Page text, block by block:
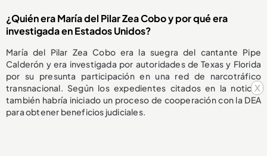
x
¿Quién era María del Pilar Zea Cobo y por qué era
investigada en Estados Unidos?
María del Pilar Zea Cobo era la suegra del cantante Pipe
Calderón y era investigada por autoridades de Texas y Florida
por su presunta participación en una red de narcotráfico
transnacional. Según los expedientes citados en la noticia,
también habría iniciado un proceso de cooperación con la DEA
para obtener beneficios judiciales.